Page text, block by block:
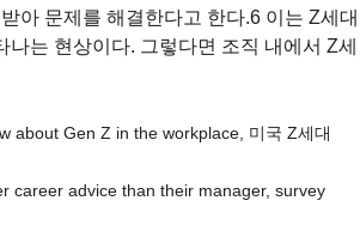
아 문제를 해결한다고 한다.6 이는 Z세대
는 현상이다. 그렇다면 조직 내에서 Z세
about Gen Z in the workplace, 미국 Z세대
career advice than their manager, survey